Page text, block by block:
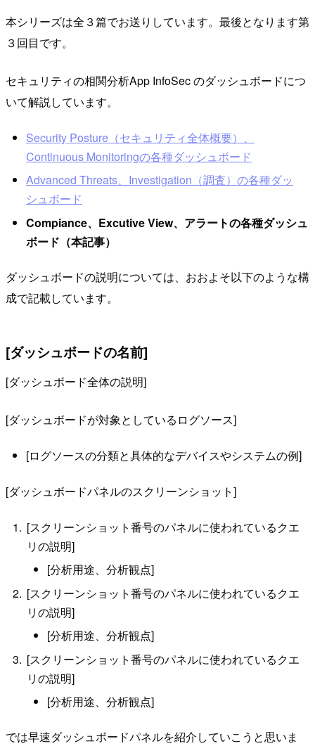
本シリーズは全３篇でお送りしています。最後となります第
３回目です。
セキュリティの相関分析App InfoSec のダッシュボードにつ
いて解説しています。
Security Posture（セキュリティ全体概要）、
Continuous Monitoringの各種ダッシュボード
Advanced Threats、Investigation（調査）の各種ダッ
シュボード
Compiance、Excutive View、アラートの各種ダッシュ
ボード（本記事）
ダッシュボードの説明については、おおよそ以下のような構
成で記載しています。
[ダッシュボードの名前]
[ダッシュボード全体の説明]
[ダッシュボードが対象としているログソース]
[ログソースの分類と具体的なデバイスやシステムの例]
[ダッシュボードパネルのスクリーンショット]
[スクリーンショット番号のパネルに使われているクエ
リの説明]
[分析用途、分析観点]
[スクリーンショット番号のパネルに使われているクエ
リの説明]
[分析用途、分析観点]
[スクリーンショット番号のパネルに使われているクエ
リの説明]
[分析用途、分析観点]
では早速ダッシュボードパネルを紹介していこうと思いま